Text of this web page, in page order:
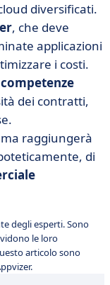
diversificati.
, che deve
applicazioni
i costi.
competenze
dei contratti,
raggiungerà
di
degli esperti. Sono
le loro
articolo sono